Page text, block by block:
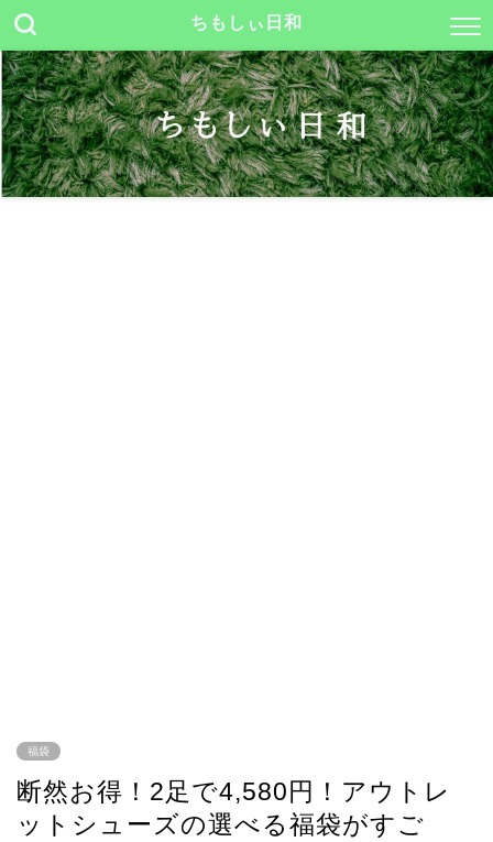
ちもしぃ日和
福袋
断然お得！2足で4,580円！アウトレ
ットシューズの選べる福袋がすご